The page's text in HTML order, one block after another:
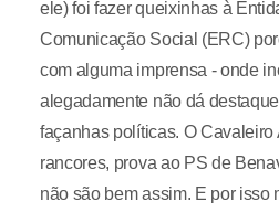
ele) foi fazer queixinhas à
Comunicação Social (ERC)
com alguma imprensa - onde
alegadamente não dá
façanhas políticas. O
rancores, prova ao PS de
não são bem assim. E por isso